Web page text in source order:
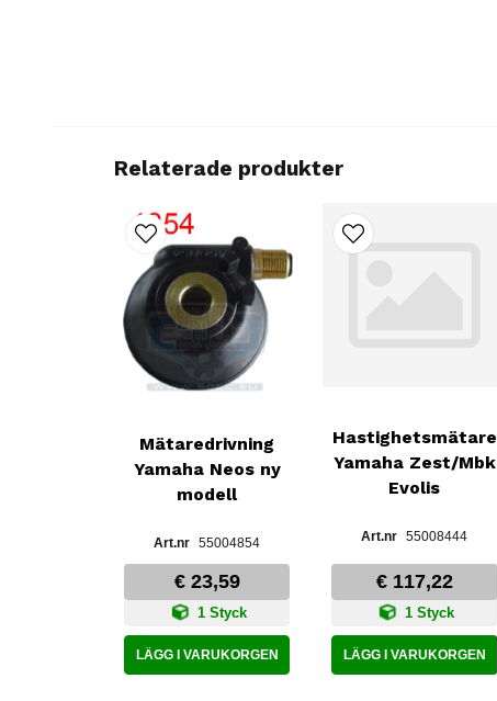
Relaterade produkter
Mätaredrivning
Yamaha Neos ny
modell
55004854
€ 23,59
1 Styck
LÄGG I VARUKORGEN
Hastighetsmätare
Yamaha Zest/Mbk
Evolis
55008444
€ 117,22
1 Styck
LÄGG I VARUKORGEN